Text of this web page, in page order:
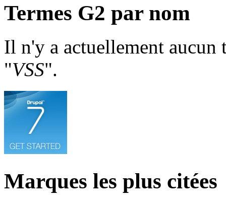
Termes G2 par nom
Il n'y a actuellement aucun
"VSS".
Marques les plus citées